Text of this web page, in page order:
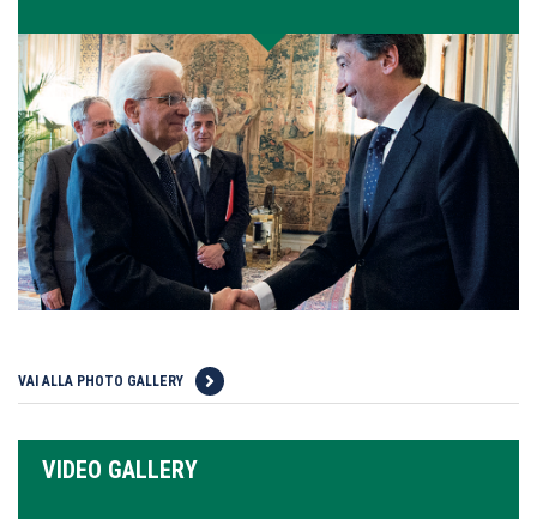
VAI ALLA PHOTO GALLERY
VIDEO GALLERY